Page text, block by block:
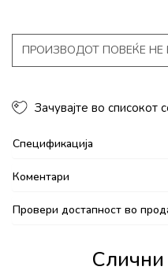
ПРОИЗВОДОТ ПОВЕЌЕ НЕ
Зачувајте во списокот
Спецификација
Коментари
Провери достапност во